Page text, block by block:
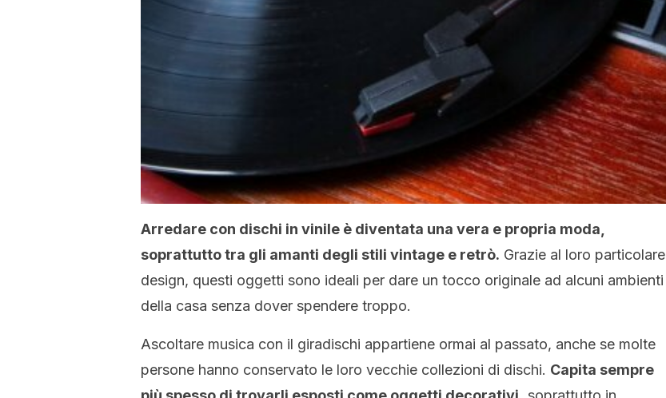
Arredare con dischi in vinile è diventata una vera e propria moda,
soprattutto tra gli amanti degli stili vintage e retrò. Grazie al loro particolare
design, questi oggetti sono ideali per dare un tocco originale ad alcuni ambienti
della casa senza dover spendere troppo.
Ascoltare musica con il giradischi appartiene ormai al passato, anche se molte
persone hanno conservato le loro vecchie collezioni di dischi. Capita sempre